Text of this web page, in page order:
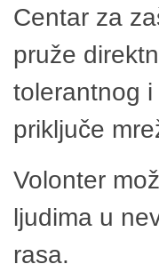
Centar za
pruže
tolerantnog
priključe
Volonter
ljudima u
rasa.